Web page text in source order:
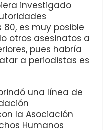
investigado
es muy posible
otros asesinatos a
pues habría
a periodistas es
una línea de
la Asociación
Humanos